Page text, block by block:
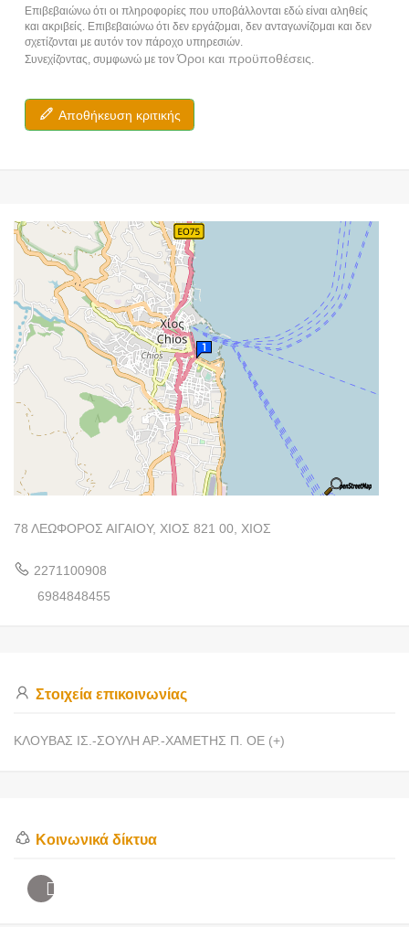
Επιβεβαιώνω ότι οι πληροφορίες που υποβάλλονται εδώ είναι αληθείς
και ακριβείς. Επιβεβαιώνω ότι δεν εργάζομαι, δεν ανταγωνίζομαι και δεν
σχετίζονται με αυτόν τον πάροχο υπηρεσιών.
Συνεχίζοντας, συμφωνώ με τονΌροι και προϋποθέσεις.
Αποθήκευση κριτικής
78 ΛΕΩΦΟΡΟΣ ΑΙΓΑΙΟΥ, ΧΙΟΣ 821 00, ΧΙΟΣ
2271100908
6984848455
Στοιχεία επικοινωνίας
ΚΛΟΥΒΑΣ ΙΣ.-ΣΟΥΛΗ ΑΡ.-ΧΑΜΕΤΗΣ Π. ΟΕ (+)
Κοινωνικά δίκτυα